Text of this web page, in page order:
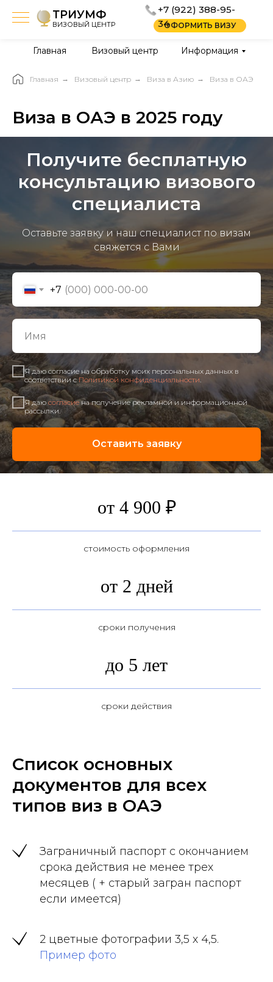
ОФОРМИТЬ ВИЗУ
+7 (922) 388-95-
34
Главная
ТРИУМФ
ВИЗОВЫЙ ЦЕНТР
Визовый центр Информация
Главная → Визовый центр → Виза в Азию → Виза в ОАЭ
Виза в ОАЭ в 2025 году
Получите бесплатную
консультацию визового
специалиста
Оставьте заявку и наш специалист по визам
свяжется с Вами
+7
Я даю согласие на обработку моих персональных данных в
соответствии сПолитикой конфиденциальности
Я даю согласиена получение рекламной и информационной
рассылки.
Оставить заявку
от 4 900 ₽
стоимость оформления
от 2 дней
сроки получения
до 5 лет
сроки действия
Список основных
документов для всех
типов виз в ОАЭ
Заграничный паспорт с окончанием
срока действия не менее трех
месяцев ( + старый загран паспорт
если имеется)
2 цветные фотографии 3,5 х 4,5.
Пример фото